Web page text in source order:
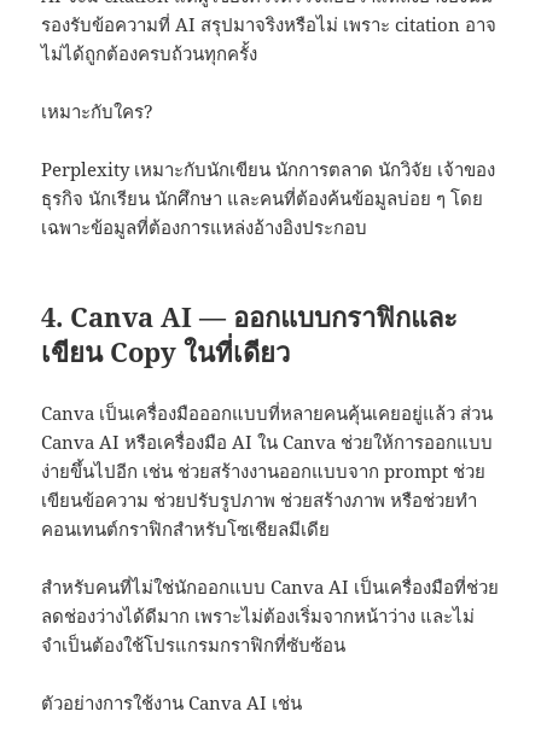
รองรับข้อความที่ AI สรุปมาจริงหรือไม่ เพราะ citation อาจ
ไม่ได้ถูกต้องครบถ้วนทุกครั้ง
เหมาะกับใคร?
Perplexity เหมาะกับนักเขียน นักการตลาด นักวิจัย เจ้าของ
ธุรกิจ นักเรียน นักศึกษา และคนที่ต้องค้นข้อมูลบ่อย ๆ โดย
เฉพาะข้อมูลที่ต้องการแหล่งอ้างอิงประกอบ
4. Canva AI — ออกแบบกราฟิกและ
เขียน Copy ในที่เดียว
Canva เป็นเครื่องมือออกแบบที่หลายคนคุ้นเคยอยู่แล้ว ส่วน
Canva AI หรือเครื่องมือ AI ใน Canva ช่วยให้การออกแบบ
ง่ายขึ้นไปอีก เช่น ช่วยสร้างงานออกแบบจาก prompt ช่วย
เขียนข้อความ ช่วยปรับรูปภาพ ช่วยสร้างภาพ หรือช่วยทำ
คอนเทนต์กราฟิกสำหรับโซเชียลมีเดีย
สำหรับคนที่ไม่ใช่นักออกแบบ Canva AI เป็นเครื่องมือที่ช่วย
ลดช่องว่างได้ดีมาก เพราะไม่ต้องเริ่มจากหน้าว่าง และไม่
จำเป็นต้องใช้โปรแกรมกราฟิกที่ซับซ้อน
ตัวอย่างการใช้งาน Canva AI เช่น